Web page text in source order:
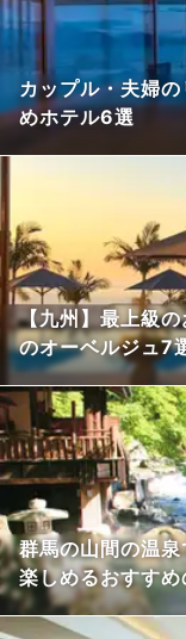
カップル・夫婦
めホテル6選
【九州】最上級
のオーベルジュ7
群馬の山間の温
楽しめるおすす